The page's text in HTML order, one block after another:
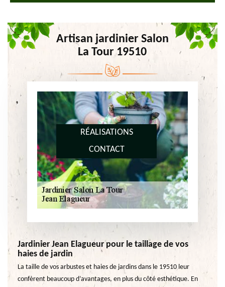
RÉALISATIONS
CONTACT
Artisan jardinier Salon
La Tour 19510
Jardinier Jean Elagueur pour le taillage de vos
haies de jardin
La taille de vos arbustes et haies de jardins dans le 19510 leur
confèrent beaucoup d’avantages, en plus du côté esthétique. En